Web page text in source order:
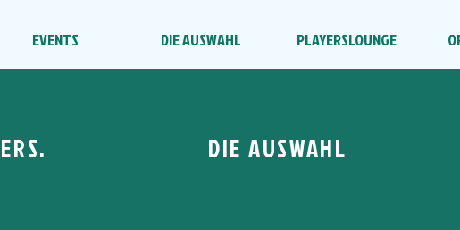
EVENTS DIE AUSWAHL PLAYERSLOUNGE
DIE AUSWAHL